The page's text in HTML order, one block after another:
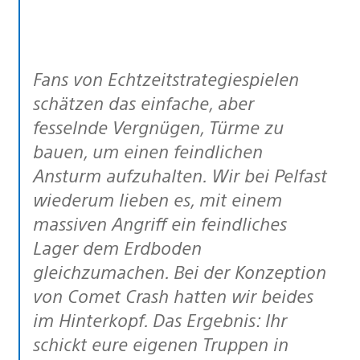
Fans von Echtzeitstrategiespielen
schätzen das einfache, aber
fesselnde Vergnügen, Türme zu
bauen, um einen feindlichen
Ansturm aufzuhalten. Wir bei Pelfast
wiederum lieben es, mit einem
massiven Angriff ein feindliches
Lager dem Erdboden
gleichzumachen. Bei der Konzeption
von Comet Crash hatten wir beides
im Hinterkopf. Das Ergebnis: Ihr
schickt eure eigenen Truppen in